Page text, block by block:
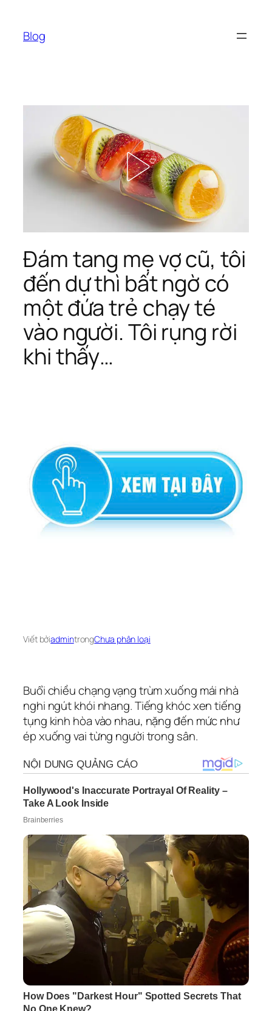
phầnBlog
Đám tang mẹ vợ cũ, tôi
đến dự thì bất ngờ có
một đứa trẻ chạy té
vào người. Tôi rụng rời
khi thấy…
Viết bởiadmintrongChưa phân loại
Buổi chiều chạng vạng trùm xuống mái nhà
nghi ngút khói nhang. Tiếng khóc xen tiếng
tụng kinh hòa vào nhau, nặng đến mức như
ép xuống vai từng người trong sân.